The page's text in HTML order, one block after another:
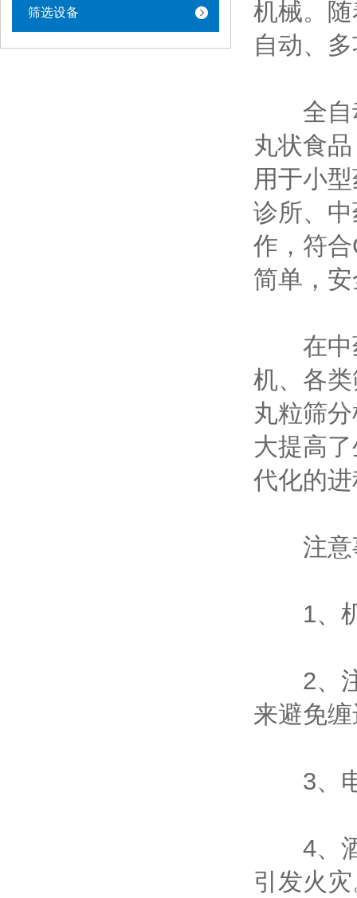
筛选设备
机械。
自动、
全自动
丸状食
用于小
诊所、
作，符
简单，
在中药
机、各
丸粒筛
大提高
代化的
注意
1、机
2、注
来避免
3、电
4、酒
引发火